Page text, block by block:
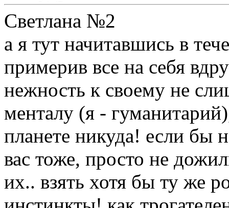
Светлана №2
а я тут начитавшись в
примерив все на себя
нежность к своему не
менталу (я -
планете никуда! если бы
вас тоже, просто не
их.. взять хотя бы ту же